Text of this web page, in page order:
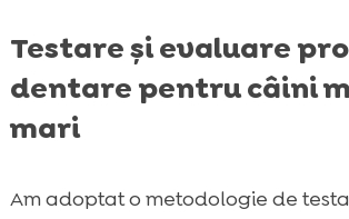
Testare și evaluare
dentare pentru câini
mari
Am adoptat o metodologie de